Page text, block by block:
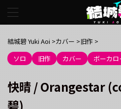
結城碧 Yuki Aoi >カバー >旧作 >
ソロ
旧作 カバー ボーカロ
快晴 / Orangestar
碧)